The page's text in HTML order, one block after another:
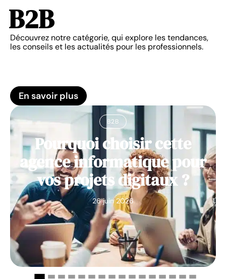
B2B
Découvrez notre catégorie, qui explore les tendances,
les conseils et les actualités pour les professionnels.
En savoir plus
B2B
Pourquoi choisir cette
agence informatique pour
vos projets digitaux ?
26 juin 2026